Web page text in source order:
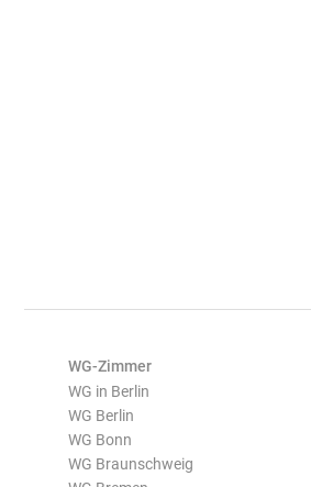
WG-Zimmer
WG in Berlin
WG Berlin
WG Bonn
WG Braunschweig